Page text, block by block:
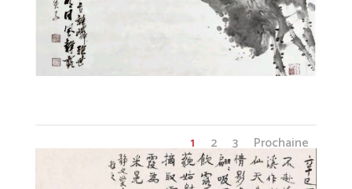
1 2 3 Prochaine